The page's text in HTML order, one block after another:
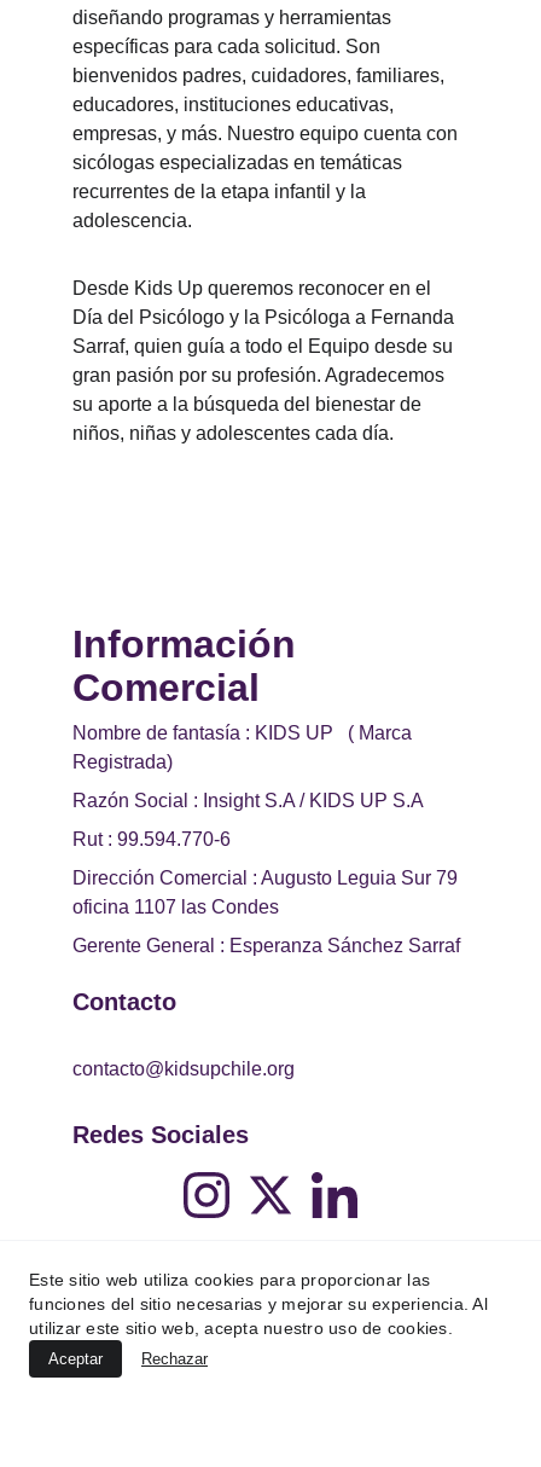
diseñando programas y herramientas
específicas para cada solicitud. Son
bienvenidos padres, cuidadores, familiares,
educadores, instituciones educativas,
empresas, y más. Nuestro equipo cuenta con
sicólogas especializadas en temáticas
recurrentes de la etapa infantil y la
adolescencia.
Desde Kids Up queremos reconocer en el
Día del Psicólogo y la Psicóloga a Fernanda
Sarraf, quien guía a todo el Equipo desde su
gran pasión por su profesión. Agradecemos
su aporte a la búsqueda del bienestar de
niños, niñas y adolescentes cada día.
Contacto
contacto@kidsupchile.org
Redes Sociales
Información
Comercial
Nombre de fantasía : KIDS UP   ( Marca
Registrada)
Razón Social : Insight S.A / KIDS UP S.A
Rut : 99.594.770-6
Dirección Comercial : Augusto Leguia Sur 79
oficina 1107 las Condes
Gerente General : Esperanza Sánchez Sarraf
Este sitio web utiliza cookies para proporcionar las
funciones del sitio necesarias y mejorar su experiencia. Al
utilizar este sitio web, acepta nuestro uso de cookies.
Aceptar Rechazar